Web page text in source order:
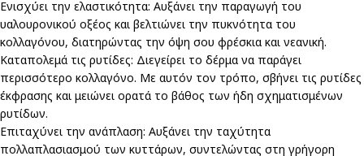
Ενισχύει την ελαστικότητα: Αυξάνει την παραγωγή του
υαλουρονικού οξέος και βελτιώνει την πυκνότητα του
κολλαγόνου, διατηρώντας την όψη σου φρέσκια και νεανική.
Καταπολεμά τις ρυτίδες: Διεγείρει το δέρμα να παράγει
περισσότερο κολλαγόνο. Με αυτόν τον τρόπο, σβήνει τις ρυτίδες
έκφρασης και μειώνει ορατά το βάθος των ήδη σχηματισμένων
ρυτίδων.
Επιταχύνει την ανάπλαση: Αυξάνει την ταχύτητα
πολλαπλασιασμού των κυττάρων, συντελώντας στη γρήγορη